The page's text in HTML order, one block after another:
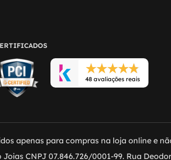
48 avaliações reais
apenas para compras na loja online e
CNPJ 07.846.726/0001-99. Rua